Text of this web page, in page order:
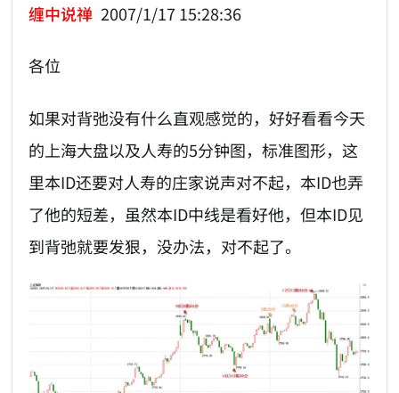
缠中说禅 2007/1/17 15:28:36
各位
如果对背弛没有什么直观感觉的，好好看看今天
的上海大盘以及人寿的5分钟图，标准图形，这
里本ID还要对人寿的庄家说声对不起，本ID也弄
了他的短差，虽然本ID中线是看好他，但本ID见
到背弛就要发狠，没办法，对不起了。